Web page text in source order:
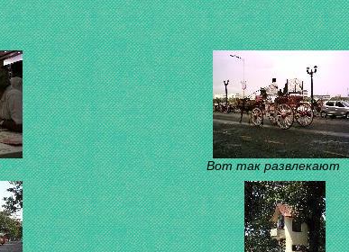
Вот так развлекают